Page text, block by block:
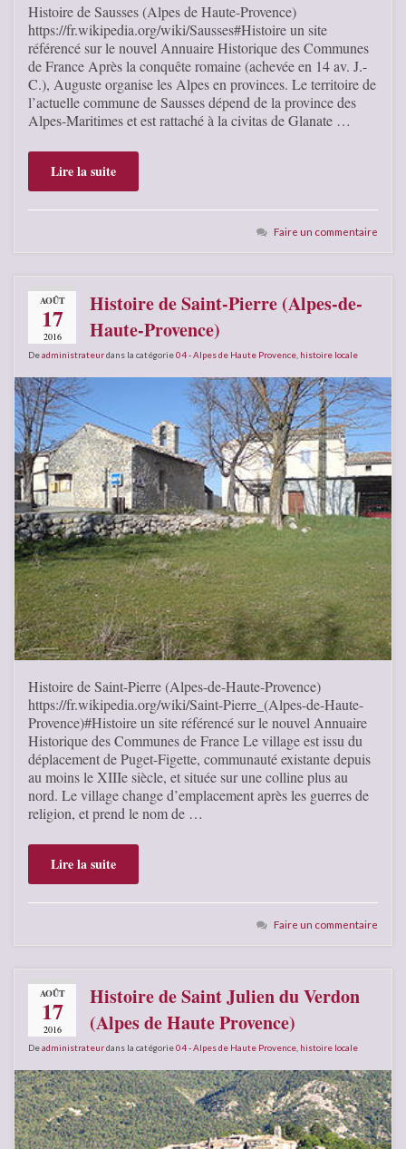
Histoire de Sausses (Alpes de Haute-Provence)
https://fr.wikipedia.org/wiki/Sausses#Histoire un site
référencé sur le nouvel Annuaire Historique des Communes
de France Après la conquête romaine (achevée en 14 av. J.-
C.), Auguste organise les Alpes en provinces. Le territoire de
l’actuelle commune de Sausses dépend de la province des
Alpes-Maritimes et est rattaché à la civitas de Glanate …
Lire la suite
Faire un commentaire
AOÛT
17
2016
Histoire de Saint-Pierre (Alpes-de-
Haute-Provence)
Deadministrateurdans la catégorie04 - Alpes de Haute Provence histoire locale
Histoire de Saint-Pierre (Alpes-de-Haute-Provence)
https://fr.wikipedia.org/wiki/Saint-Pierre_(Alpes-de-Haute-
Provence)#Histoire un site référencé sur le nouvel Annuaire
Historique des Communes de France Le village est issu du
déplacement de Puget-Figette, communauté existante depuis
au moins le XIIIe siècle, et située sur une colline plus au
nord. Le village change d’emplacement après les guerres de
religion, et prend le nom de …
Lire la suite
Faire un commentaire
AOÛT
17
2016
Histoire de Saint Julien du Verdon
(Alpes de Haute Provence)
Deadministrateurdans la catégorie04 - Alpes de Haute Provence histoire locale